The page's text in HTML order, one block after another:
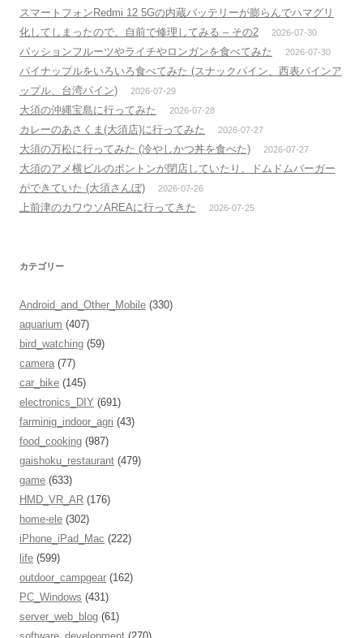
スマートフォンRedmi 12 5Gの内蔵バッテリーが膨らんでハマグリ
化してしまったので、自前で修理してみる – その2
2026-07-30
パッションフルーツやライチやロンガンを食べてみた 2026-07-30
パイナップルをいろいろ食べてみた (スナックパイン、西表パインア
ップル、台湾パイン)
2026-07-29
大須の沖縄宝島に行ってみた 2026-07-28
カレーのあさくま(大須店)に行ってみた 2026-07-27
大須の万松に行ってみた (冷やしかつ丼を食べた) 2026-07-27
大須のアメ横ビルのボントンが閉店していたり、ドムドムバーガー
ができていた (大須さんぼ)
2026-07-26
上前津のカワウソAREAに行ってきた 2026-07-25
カテゴリー
Android_and_Other_Mobile (330)
aquarium (407)
bird_watching (59)
camera (77)
car_bike (145)
electronics_DIY (691)
farminig_indoor_agri (43)
food_cooking (987)
gaishoku_restaurant (479)
game (633)
HMD_VR_AR (176)
home-ele (302)
iPhone_iPad_Mac (222)
life (599)
outdoor_campgear (162)
PC_Windows (431)
server_web_blog (61)